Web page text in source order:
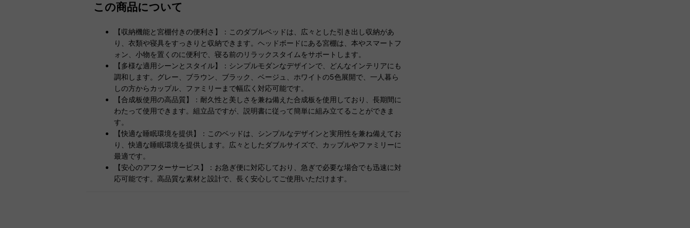
この商品について
【収納機能と宮棚付きの便利さ】：このダブルベッドは、広々とした引き出し収納があ
り、衣類や寝具をすっきりと収納できます。ヘッドボードにある宮棚は、本やスマートフ
ォン、小物を置くのに便利で、寝る前のリラックスタイムをサポートします。
【多様な適用シーンとスタイル】：シンプルモダンなデザインで、どんなインテリアにも
調和します。グレー、ブラウン、ブラック、ベージュ、ホワイトの5色展開で、一人暮ら
しの方からカップル、ファミリーまで幅広く対応可能です。
【合成板使用の高品質】：耐久性と美しさを兼ね備えた合成板を使用しており、長期間に
わたって使用できます。組立品ですが、説明書に従って簡単に組み立てることができま
す。
【快適な睡眠環境を提供】：このベッドは、シンプルなデザインと実用性を兼ね備えてお
り、快適な睡眠環境を提供します。広々としたダブルサイズで、カップルやファミリーに
最適です。
【安心のアフターサービス】：お急ぎ便に対応しており、急ぎで必要な場合でも迅速に対
応可能です。高品質な素材と設計で、長く安心してご使用いただけます。